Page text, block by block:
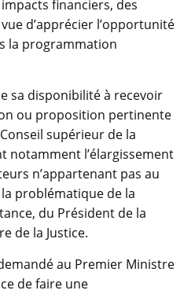
financiers, des
d’apprécier l’opportunité
la programmation
sa disponibilité à recevoir
ou proposition pertinente
supérieur de la
notamment l’élargissement
n’appartenant pas au
problématique de la
du Président de la
de la Justice.
au Premier Ministre
de faire une